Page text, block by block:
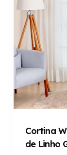
Cortina
de Linho